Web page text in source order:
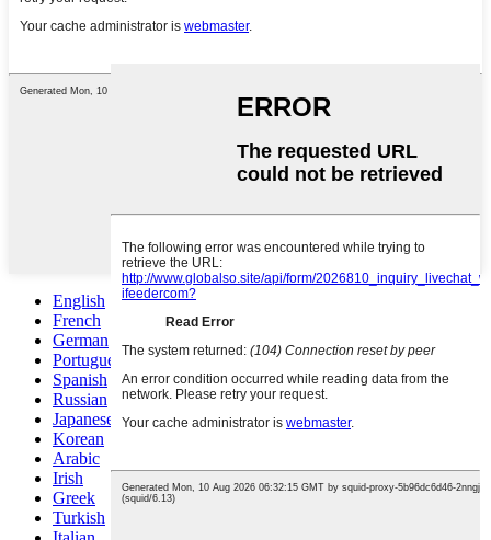
English
French
German
Portuguese
Spanish
Russian
Japanese
Korean
Arabic
Irish
Greek
Turkish